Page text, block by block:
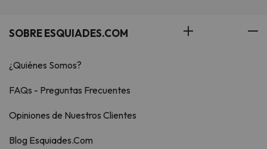
SOBRE ESQUIADES.COM
¿Quiénes Somos?
FAQs - Preguntas Frecuentes
Opiniones de Nuestros Clientes
Blog Esquiades.Com